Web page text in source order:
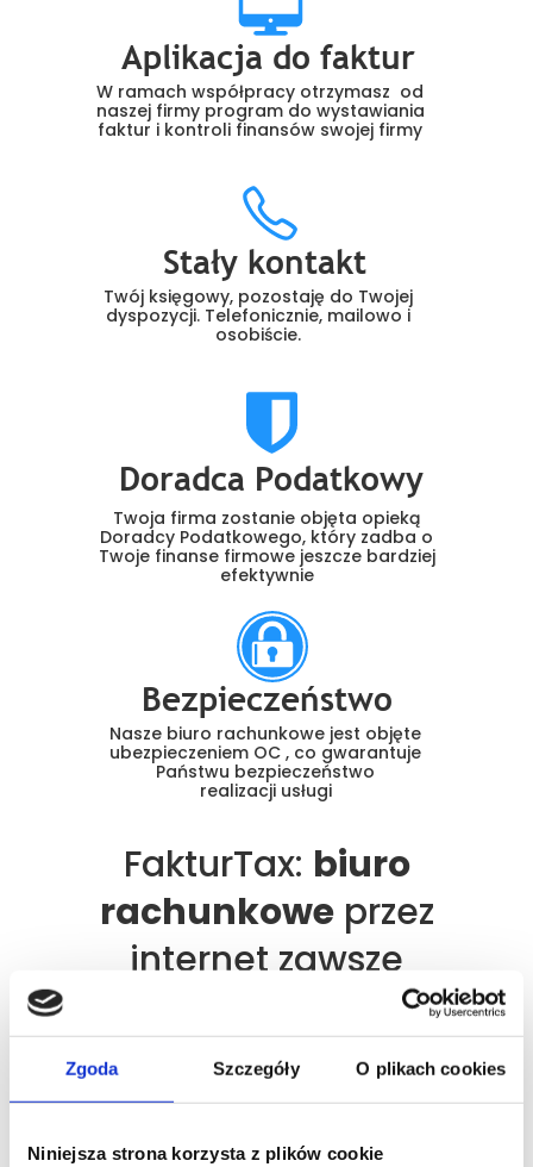
Zgoda Szczegóły O plikach cookies
Niniejsza strona korzysta z plików cookie
Twoja firma zostanie objęta opieką
Doradcy Podatkowego, który zadba o
Twoje finanse firmowe jeszcze bardziej
efektywnie
Nasze biuro rachunkowe jest objęte
ubezpieczeniem OC , co gwarantuje
Państwu bezpieczeństwo
realizacji usługi
Bezpieczeństwo
Doradca Podatkowy
Twój księgowy, pozostaję do Twojej
dyspozycji. Telefonicznie, mailowo i
osobiście.
Stały kontakt
W ramach współpracy otrzymasz od
naszej firmy program do wystawiania
faktur i kontroli finansów swojej firmy
Aplikacja do faktur
rachunkowego w Zielonej Górze?
FakturTax: biuro
rachunkoweprzez
internet zawsze
Zielona Góra